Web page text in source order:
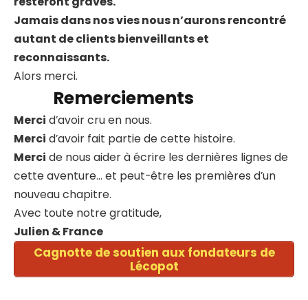
Jamais dans nos vies nous n’aurons rencontré
autant de clients bienveillants et
reconnaissants.
Alors merci.
Remerciements
Merci d’avoir cru en nous.
Merci d’avoir fait partie de cette histoire.
Merci de nous aider à écrire les dernières lignes de
cette aventure… et peut-être les premières d’un
nouveau chapitre.
Avec toute notre gratitude,
Julien & France
Cagnotte de soutien aux fondateurs de
Lécopot